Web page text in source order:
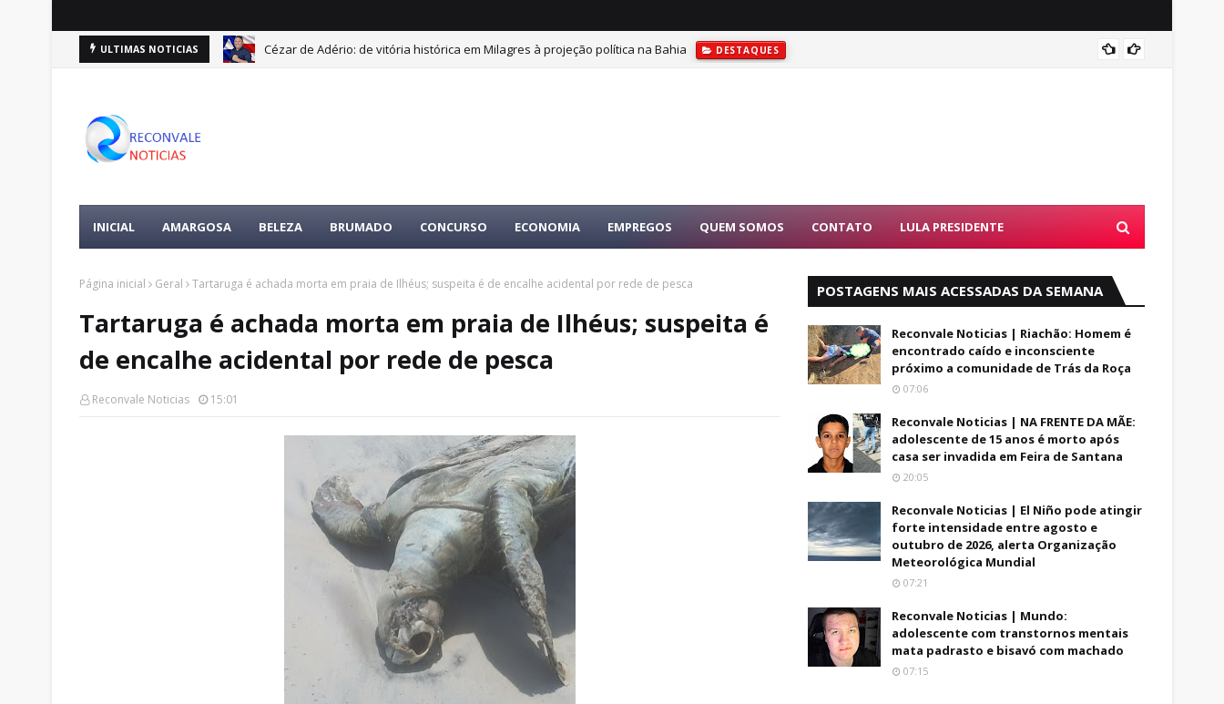
ULTIMAS NOTICIAS Cézar de Adério: de vitória histórica em Milagres à projeção política na Bahia DESTAQUES
INICIAL AMARGOSA BELEZA BRUMADO CONCURSO ECONOMIA EMPREGOS QUEM SOMOS CONTATO LULA PRESIDENTE
Página inicial Geral Tartaruga é achada morta em praia de Ilhéus; suspeita é de encalhe acidental por rede de pesca
Tartaruga é achada morta em praia de Ilhéus; suspeita é
de encalhe acidental por rede de pesca
Reconvale Noticias 15:01
POSTAGENS MAIS ACESSADAS DA SEMANA
Reconvale Noticias | Riachão: Homem é
encontrado caído e inconsciente
próximo a comunidade de Trás da Roça
07:06
Reconvale Noticias | NA FRENTE DA MÃE:
adolescente de 15 anos é morto após
casa ser invadida em Feira de Santana
20:05
Reconvale Noticias | El Niño pode atingir
forte intensidade entre agosto e
outubro de 2026, alerta Organização
Meteorológica Mundial
07:21
Reconvale Noticias | Mundo:
adolescente com transtornos mentais
mata padrasto e bisavó com machado
07:15